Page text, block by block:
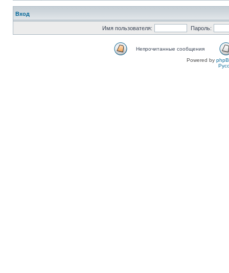
Вход
Имя пользователя: Пароль:
Непрочитанные сообщения
Powered by